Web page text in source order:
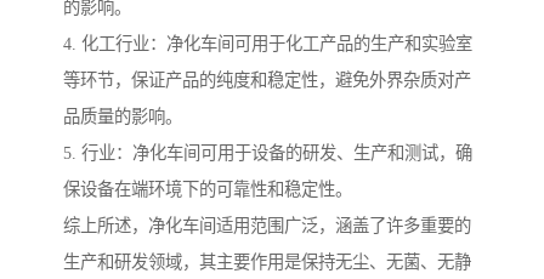
的影响。
4. 化工行业：净化车间可用于化工产品的生产和实验室
等环节，保证产品的纯度和稳定性，避免外界杂质对产
品质量的影响。
5. 行业：净化车间可用于设备的研发、生产和测试，确
保设备在端环境下的可靠性和稳定性。
综上所述，净化车间适用范围广泛，涵盖了许多重要的
生产和研发领域，其主要作用是保持无尘、无菌、无静